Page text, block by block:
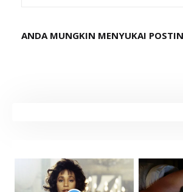
ANDA MUNGKIN MENYUKAI